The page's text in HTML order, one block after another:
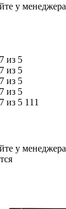
у менеджера
111
у менеджера